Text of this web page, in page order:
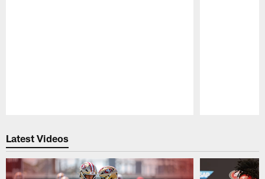
Latest Videos